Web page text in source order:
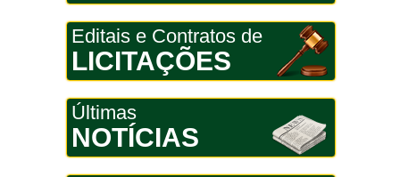
Editais e Contratos de
LICITAÇÕES
Últimas
NOTÍCIAS